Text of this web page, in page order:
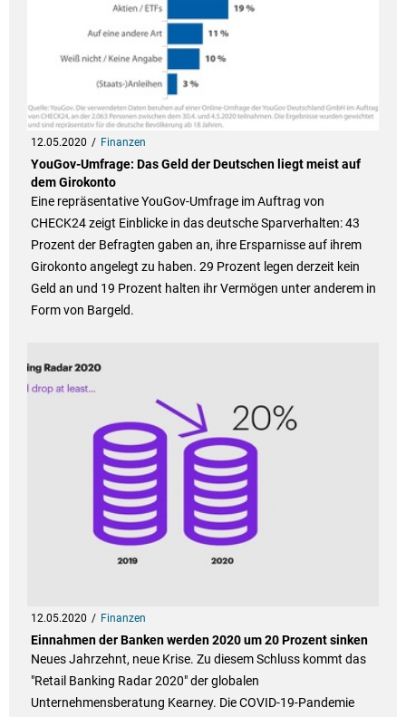
12.05.2020 Finanzen
YouGov-Umfrage: Das Geld der Deutschen liegt meist auf
dem Girokonto
Eine repräsentative YouGov-Umfrage im Auftrag von
CHECK24 zeigt Einblicke in das deutsche Sparverhalten: 43
Prozent der Befragten gaben an, ihre Ersparnisse auf ihrem
Girokonto angelegt zu haben. 29 Prozent legen derzeit kein
Geld an und 19 Prozent halten ihr Vermögen unter anderem in
Form von Bargeld.
12.05.2020 Finanzen
Einnahmen der Banken werden 2020 um 20 Prozent sinken
Neues Jahrzehnt, neue Krise. Zu diesem Schluss kommt das
"Retail Banking Radar 2020" der globalen
Unternehmensberatung Kearney. Die COVID-19-Pandemie